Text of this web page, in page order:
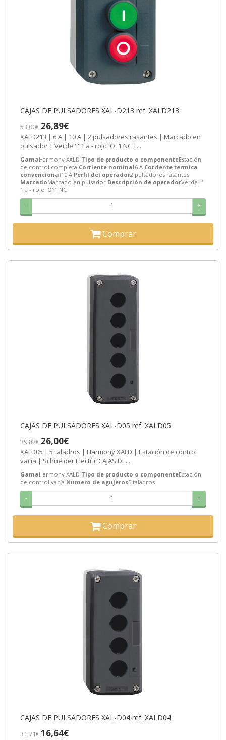
CAJAS DE PULSADORES XAL-D213 ref. XALD213
53,00€ 26,89€
XALD213 | 6 A | 10 A | 2 pulsadores rasantes | Marcado en
pulsador | Verde 'I' 1 a - rojo 'O' 1 NC |...
GamaHarmony XALD Tipo de producto o componenteEstación
de control completa Corriente nominal6 A Corriente termica
convencional10 A Perfil del operador2 pulsadores rasantes
MarcadoMarcado en pulsador Descripción de operadorVerde 'I'
1 a - rojo 'O' 1 NC
- +
Comprar
CAJAS DE PULSADORES XAL-D05 ref. XALD05
39,82€ 26,00€
XALD05 | 5 taladros | Harmony XALD | Estación de control
vacía | Schneider Electric CAJAS DE...
GamaHarmony XALD Tipo de producto o componenteEstación
de control vacía Numero de agujeros5 taladros
- +
Comprar
CAJAS DE PULSADORES XAL-D04 ref. XALD04
31,71€16,64€